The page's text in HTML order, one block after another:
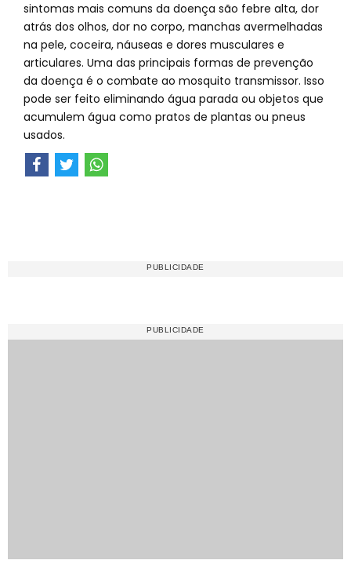
sintomas mais comuns da doença são febre alta, dor
atrás dos olhos, dor no corpo, manchas avermelhadas
na pele, coceira, náuseas e dores musculares e
articulares. Uma das principais formas de prevenção
da doença é o combate ao mosquito transmissor. Isso
pode ser feito eliminando água parada ou objetos que
acumulem água como pratos de plantas ou pneus
usados.